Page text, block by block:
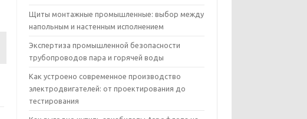
Щиты монтажные промышленные: выбор между
напольным и настенным исполнением
Экспертиза промышленной безопасности
трубопроводов пара и горячей воды
Как устроено современное производство
электродвигателей: от проектирования до
тестирования